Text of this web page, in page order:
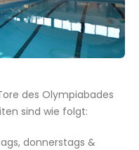
des Olympiabades
sind wie folgt:
donnerstags &